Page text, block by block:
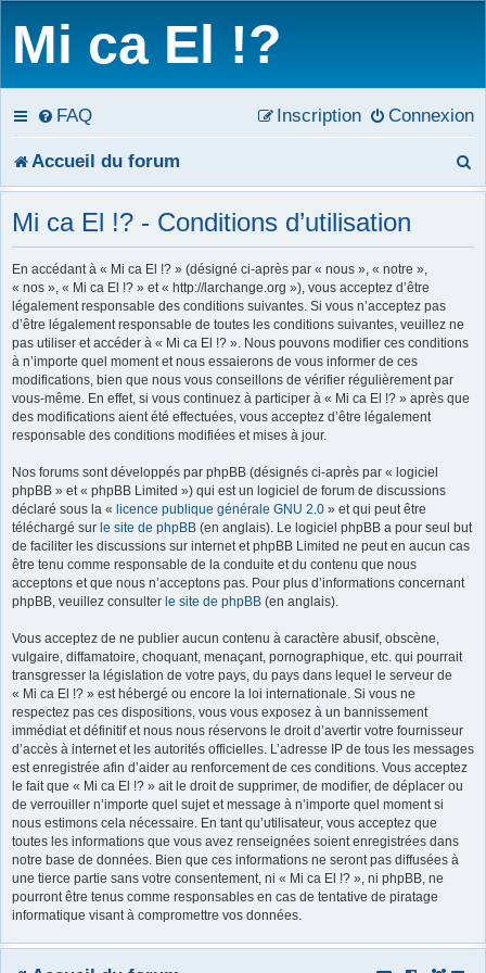
Mi ca El !?
FAQ Connexion
Inscription
Accueil du forum
e
Mi ca El !? - Conditions d’utilisation
En accédant à « Mi ca El !? » (désigné ci-après par « nous », « notre »,
« nos », « Mi ca El !? » et « http://larchange.org »), vous acceptez d’être
légalement responsable des conditions suivantes. Si vous n’acceptez pas
d’être légalement responsable de toutes les conditions suivantes, veuillez ne
pas utiliser et accéder à « Mi ca El !? ». Nous pouvons modifier ces conditions
à n’importe quel moment et nous essaierons de vous informer de ces
modifications, bien que nous vous conseillons de vérifier régulièrement par
vous-même. En effet, si vous continuez à participer à « Mi ca El !? » après que
des modifications aient été effectuées, vous acceptez d’être légalement
responsable des conditions modifiées et mises à jour.
Nos forums sont développés par phpBB (désignés ci-après par « logiciel
phpBB » et « phpBB Limited ») qui est un logiciel de forum de discussions
déclaré sous la « licence publique générale GNU 2.0 » et qui peut être
téléchargé sur le site de phpBB (en anglais). Le logiciel phpBB a pour seul but
de faciliter les discussions sur internet et phpBB Limited ne peut en aucun cas
être tenu comme responsable de la conduite et du contenu que nous
acceptons et que nous n’acceptons pas. Pour plus d’informations concernant
phpBB, veuillez consulter le site de phpBB (en anglais).
Vous acceptez de ne publier aucun contenu à caractère abusif, obscène,
vulgaire, diffamatoire, choquant, menaçant, pornographique, etc. qui pourrait
transgresser la législation de votre pays, du pays dans lequel le serveur de
« Mi ca El !? » est hébergé ou encore la loi internationale. Si vous ne
respectez pas ces dispositions, vous vous exposez à un bannissement
immédiat et définitif et nous nous réservons le droit d’avertir votre fournisseur
d’accès à internet et les autorités officielles. L’adresse IP de tous les messages
est enregistrée afin d’aider au renforcement de ces conditions. Vous acceptez
le fait que « Mi ca El !? » ait le droit de supprimer, de modifier, de déplacer ou
de verrouiller n’importe quel sujet et message à n’importe quel moment si
nous estimons cela nécessaire. En tant qu’utilisateur, vous acceptez que
toutes les informations que vous avez renseignées soient enregistrées dans
notre base de données. Bien que ces informations ne seront pas diffusées à
une tierce partie sans votre consentement, ni « Mi ca El !? », ni phpBB, ne
pourront être tenus comme responsables en cas de tentative de piratage
informatique visant à compromettre vos données.